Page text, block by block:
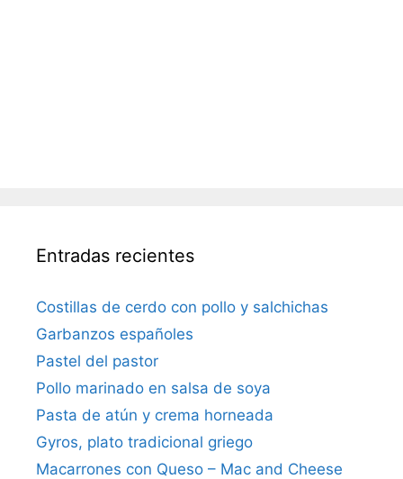
Entradas recientes
Costillas de cerdo con pollo y salchichas
Garbanzos españoles
Pastel del pastor
Pollo marinado en salsa de soya
Pasta de atún y crema horneada
Gyros, plato tradicional griego
Macarrones con Queso – Mac and Cheese